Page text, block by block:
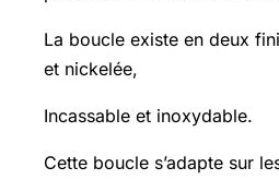
La boucle existe en deux
et nickelée,
Incassable et inoxydable.
Cette boucle s’adapte sur